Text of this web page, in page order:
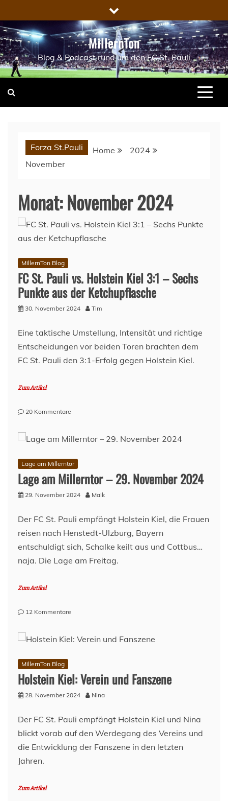
to
content
MillernTon
Blog & Podcast rund um den FC St. Pauli
Forza St.Pauli Home
2024
November
Monat:November 2024
MillernTon Blog
FC St. Pauli vs. Holstein Kiel 3:1 – Sechs
Punkte aus der Ketchupflasche
30. November 2024 Tim
Eine taktische Umstellung, Intensität und richtige
Entscheidungen vor beiden Toren brachten dem
FC St. Pauli den 3:1-Erfolg gegen Holstein Kiel.
Zum Artikel
20 Kommentare
Pauli
Holstein
Kiel
3:1
–
aus
der
Ketchupflasche
Lage am Millerntor
Lage am Millerntor – 29. November 2024
29. November 2024 Maik
Der FC St. Pauli empfängt Holstein Kiel, die Frauen
reisen nach Henstedt-Ulzburg, Bayern
entschuldigt sich, Schalke keilt aus und Cottbus…
naja. Die Lage am Freitag.
Zum Artikel
12 Kommentare
Millerntor
November
2024
MillernTon Blog
Holstein Kiel: Verein und Fanszene
28. November 2024 Nina
Der FC St. Pauli empfängt Holstein Kiel und Nina
blickt vorab auf den Werdegang des Vereins und
die Entwicklung der Fanszene in den letzten
Jahren.
Zum Artikel